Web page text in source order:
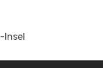
Insel